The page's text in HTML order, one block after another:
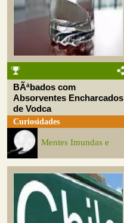
BÃªbados com
Absorventes Encharcados
de Vodca
Curiosidades
Mentes Imundas e